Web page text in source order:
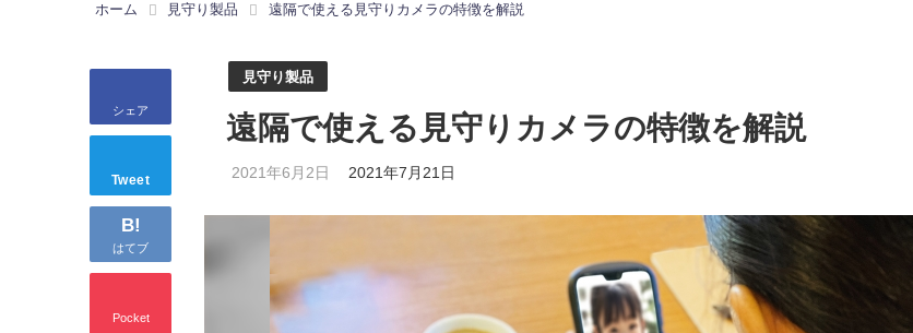
ホーム 見守り製品 遠隔で使える見守りカメラの特徴を解説
シェア
Tweet
B!
はてブ
Pocket
見守り製品
遠隔で使える見守りカメラの特徴を解説
2021年6月2日 2021年7月21日